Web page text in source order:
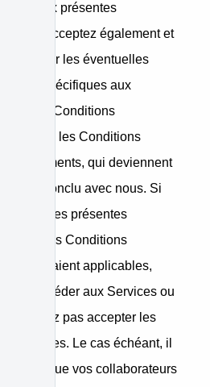
aux présentes
Vous acceptez également et
respecter les éventuelles
spécifiques aux
(« Conditions
que les Conditions
Paiements, qui deviennent
conclu avec nous. Si
avec les présentes
ou toutes Conditions
vous seraient applicables,
à accéder aux Services ou
devriez pas accepter les
Générales. Le cas échéant, il
à ce que vos collaborateurs